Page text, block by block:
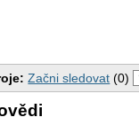
Začni sledovat (0)